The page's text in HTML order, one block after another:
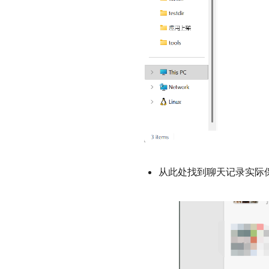
从此处找到聊天记录实际